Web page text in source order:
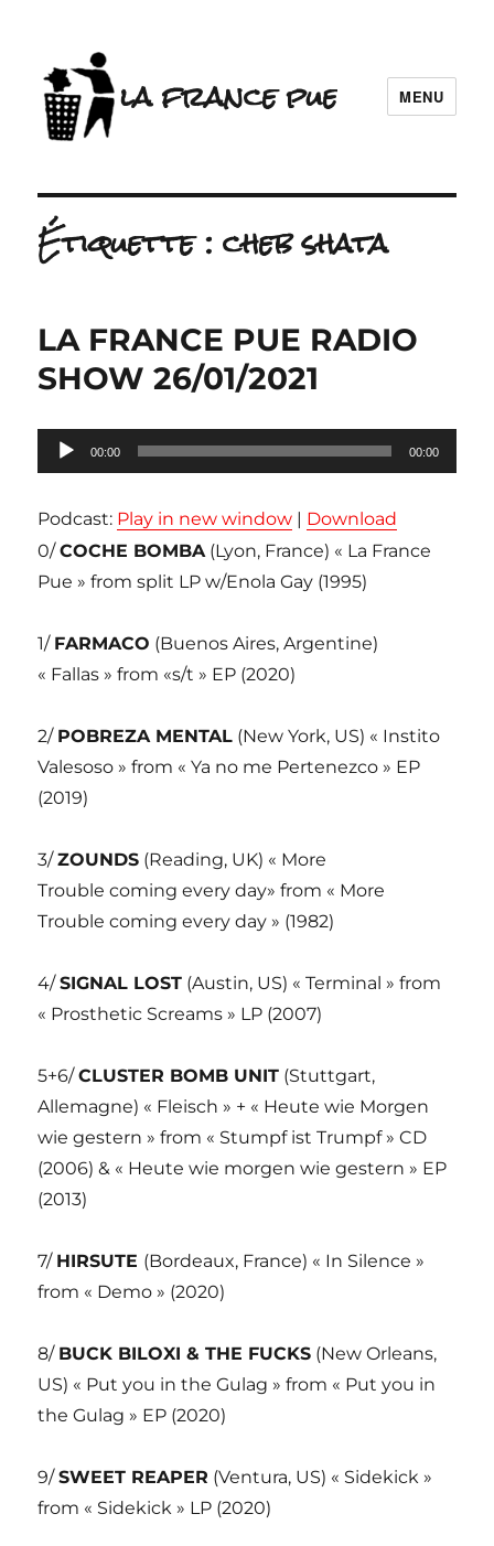
la france pue MENU
Étiquette :cheb shata
LA FRANCE PUE RADIO
SHOW 26/01/2021
Lecteur
audio
00:00 00:00
Podcast: Play in new window | Download
0/COCHE BOMBA(Lyon, France) « La France
Pue » from split LP w/Enola Gay (1995)
1/ FARMACO (Buenos Aires, Argentine)
« Fallas » from «s/t » EP (2020)
2/ POBREZA MENTAL (New York, US) « Instito
Valesoso » from « Ya no me Pertenezco » EP
(2019)
3/ZOUNDS (Reading, UK) « More
Trouble coming every day» from « More
Trouble coming every day » (1982)
4/SIGNAL LOST (Austin, US) « Terminal » from
« Prosthetic Screams » LP (2007)
5+6/CLUSTER BOMB UNIT (Stuttgart,
Allemagne) « Fleisch » + « Heute wie Morgen
wie gestern » from « Stumpf ist Trumpf » CD
(2006) & « Heute wie morgen wie gestern » EP
(2013)
7/ HIRSUTE (Bordeaux, France) « In Silence »
from « Demo » (2020)
8/ BUCK BILOXI & THE FUCKS (New Orleans,
US) « Put you in the Gulag » from « Put you in
the Gulag » EP (2020)
9/SWEET REAPER (Ventura, US) « Sidekick »
from « Sidekick » LP (2020)